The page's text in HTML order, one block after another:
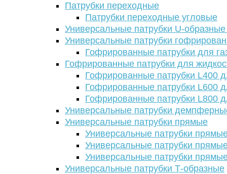
Патрубки переходные
Патрубки переходные угловые
Универсальные патрубки U-
Универсальные патрубки
Гофрированные патрубки для
Гофрированные патрубки для
Гофрированные патрубки L400
Гофрированные патрубки L600
Гофрированные патрубки L800
Универсальные патрубки
Универсальные патрубки прямые
Универсальные патрубки
Универсальные патрубки
Универсальные патрубки
Универсальные патрубки Т-образные